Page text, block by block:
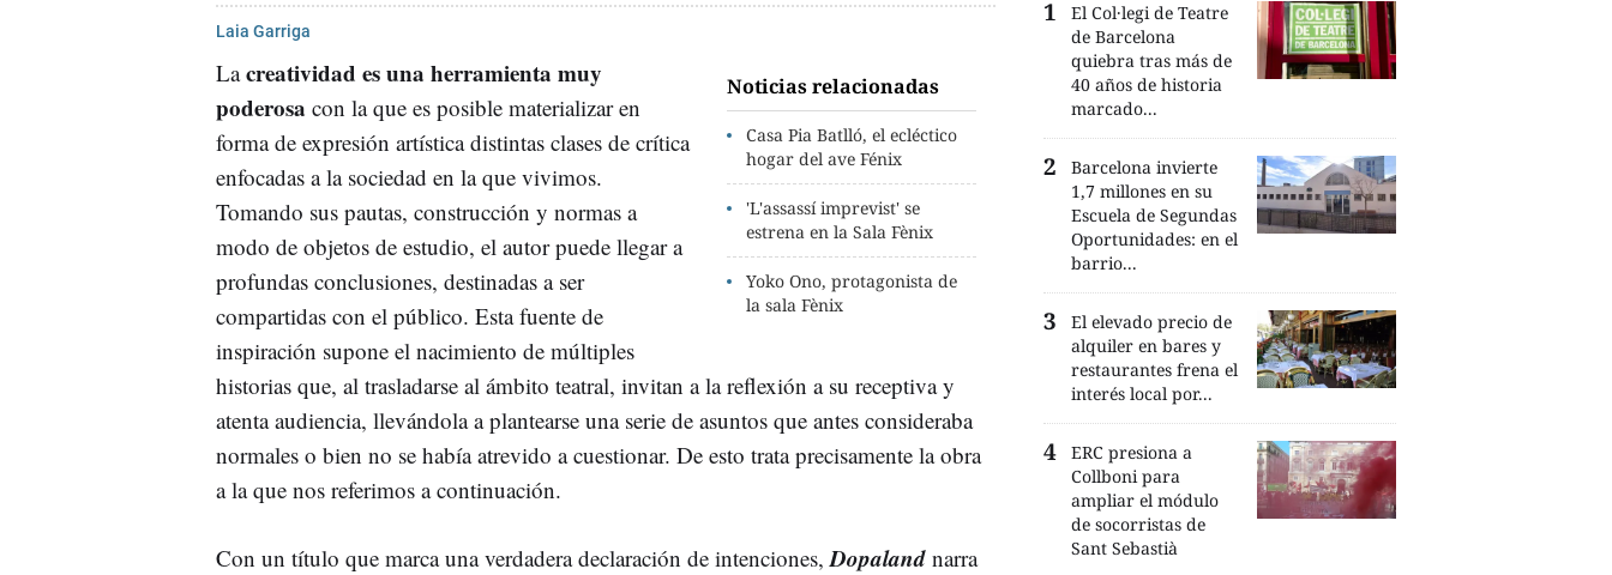
Laia Garriga
Noticias relacionadas
Casa Pia Batlló, el ecléctico
hogar del ave Fénix
'L'assassí imprevist' se
estrena en la Sala Fènix
Yoko Ono, protagonista de
la sala Fènix
Lacreatividad es una herramienta muy
poderosa con la que es posible materializar en
forma de expresión artística distintas clases de crítica
enfocadas a la sociedad en la que vivimos.
Tomando sus pautas, construcción y normas a
modo de objetos de estudio, el autor puede llegar a
profundas conclusiones, destinadas a ser
compartidas con el público. Esta fuente de
inspiración supone el nacimiento de múltiples
historias que, al trasladarse al ámbito teatral, invitan a la reflexión a su receptiva y
atenta audiencia, llevándola a plantearse una serie de asuntos que antes consideraba
normales o bien no se había atrevido a cuestionar. De esto trata precisamente la obra
a la que nos referimos a continuación.
Con un título que marca una verdadera declaración de intenciones, Dopaland narra
El Col·legi de Teatre
de Barcelona
quiebra tras más de
40 años de historia
marcado...
Barcelona invierte
1,7 millones en su
Escuela de Segundas
Oportunidades: en el
barrio...
El elevado precio de
alquiler en bares y
restaurantes frena el
interés local por...
ERC presiona a
Collboni para
ampliar el módulo
de socorristas de
Sant Sebastià